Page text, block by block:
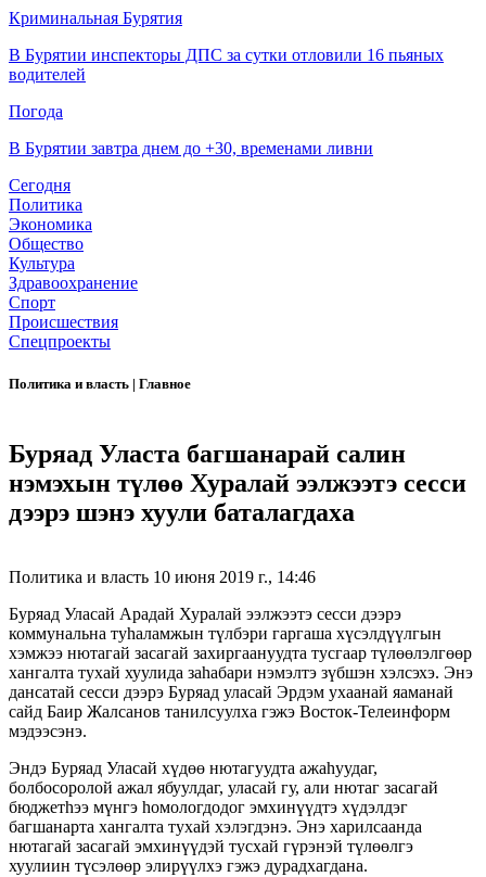
Криминальная Бурятия
В Бурятии инспекторы ДПС за сутки отловили 16 пьяных
водителей
Погода
В Бурятии завтра днем до +30, временами ливни
Сегодня
Политика
Экономика
Общество
Культура
Здравоохранение
Спорт
Происшествия
Спецпроекты
Политика и власть | Главное
Буряад Уласта багшанарай салин
нэмэхын түлөө Хуралай ээлжээтэ сесси
дээрэ шэнэ хуули баталагдаха
Политика и власть 10 июня 2019 г., 14:46
Буряад Уласай Арадай Хуралай ээлжээтэ сесси дээрэ
коммунальна туhаламжын түлбэри гаргаша хүсэлдүүлгын
хэмжээ нютагай засагай захиргаануудта тусгаар түлөөлэлгөөр
хангалта тухай хуулида заhабари нэмэлтэ зүбшэн хэлсэхэ. Энэ
дансатай сесси дээрэ Буряад уласай Эрдэм ухаанай яаманай
сайд Баир Жалсанов танилсуулха гэжэ Восток-Телеинформ
мэдээсэнэ.
Эндэ Буряад Уласай хүдөө нютагуудта ажаhуудаг,
болбосоролой ажал ябуулдаг, уласай гу, али нютаг засагай
бюджетhээ мүнгэ hомологдодог эмхинүүдтэ хүдэлдэг
багшанарта хангалта тухай хэлэгдэнэ. Энэ харилсаанда
нютагай засагай эмхинүүдэй тусхай гүрэнэй түлөөлгэ
хуулиин түсэлөөр элирүүлхэ гэжэ дурадхагдана.